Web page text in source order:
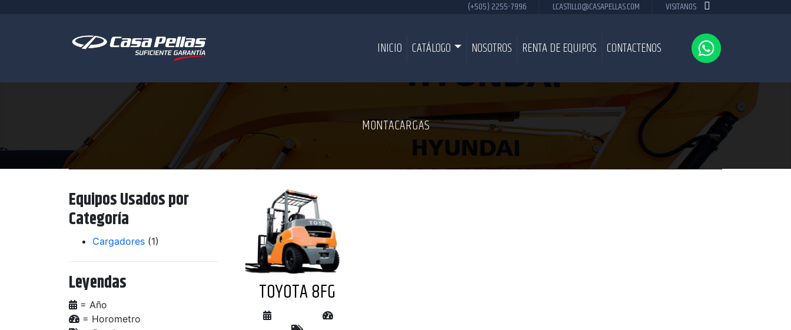
(+505) 2255-7996 LCASTILLO@CASAPELLAS.COM VISITANOS
INICIO CATÁLOGO NOSOTROS RENTA DE EQUIPOS CONTACTENOS
MONTACARGAS
Equipos Usados por
Categoría
Cargadores (1)
Leyendas
= A­ño
= Horometro
TOYOTA 8FG